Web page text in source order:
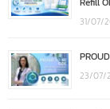
31/07/
23/07/